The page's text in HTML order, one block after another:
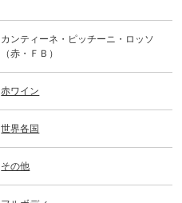
カンティーネ・ピッチーニ・ロッソ
（赤・ＦＢ）
赤ワイン
世界各国
その他